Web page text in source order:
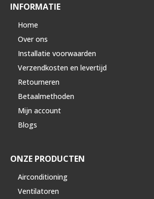
INFORMATIE
Home
Over ons
Installatie voorwaarden
Verzendkosten en levertijd
Retourneren
Betaalmethoden
Mijn account
Blogs
ONZE PRODUCTEN
Airconditioning
Ventilatoren